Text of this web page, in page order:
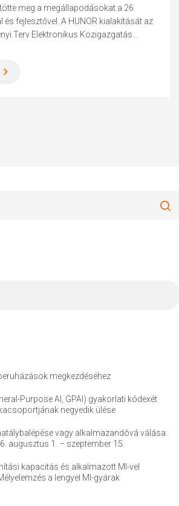
meg a megállapodásokat a 26
és fejlesztővel. A HUNOR kialakítását az
Terv Elektronikus Közigazgatás...
megkezdéséhez
Purpose AI, GPAI) gyakorlati kódexét
negyedik ülése
vagy alkalmazandóvá válása:
augusztus 1. – szeptember 15.
kapacitás és alkalmazott MI-vel
a lengyel MI-gyárak